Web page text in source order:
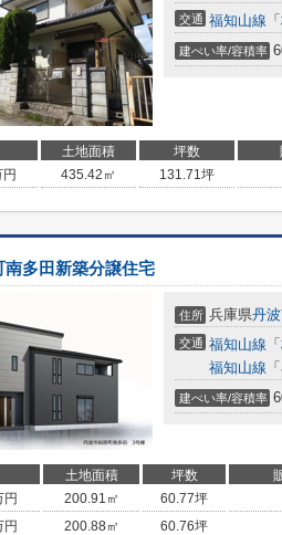
交通 福知山線 「
建ぺい率/容積率
土地面積 坪数
435.42㎡ 131.71坪
南多田新築分譲住宅
住所 兵庫県丹
交通 福知山線 「
福知山線 「
建ぺい率/容積率
土地面積 坪数
円 200.91㎡ 60.77坪
円 200.88㎡ 60.76坪